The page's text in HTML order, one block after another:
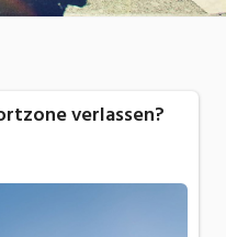
verlassen?